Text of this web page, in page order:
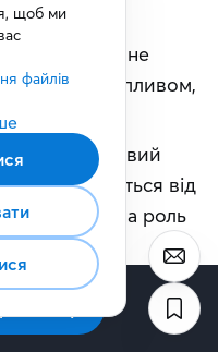
сучасних
асоціюється не
більшим впливом,
важливий
відмовляються від
щоб керівна роль
керівних посад
Gen Z і